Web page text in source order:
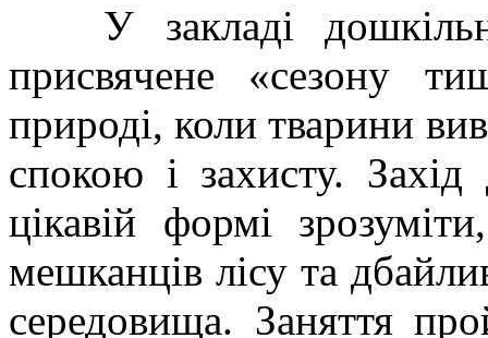
У закладі
присвячене «сезону
природі, коли тварини
спокою і захисту.
цікавій формі
мешканців лісу та
середовища. Заняття